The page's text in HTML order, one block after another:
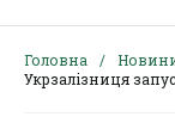
Головна
Укрзалізниця